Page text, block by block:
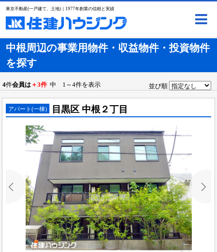
東京不動産(一戸建て、土地)｜1977年創業の信頼と実績
中根周辺の事業用物件・収益物件・投資物件
を探す
4件会員は ＋3件 中 1～4件を表示 並び順
アパート(一棟) 目黒区 中根２丁目